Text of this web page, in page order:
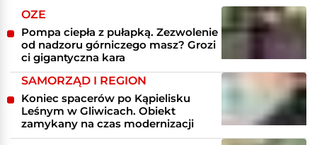
OZE
Pompa ciepła z pułapką. Zezwolenie
od nadzoru górniczego masz? Grozi
ci gigantyczna kara
SAMORZĄD I REGION
Koniec spacerów po Kąpielisku
Leśnym w Gliwicach. Obiekt
zamykany na czas modernizacji